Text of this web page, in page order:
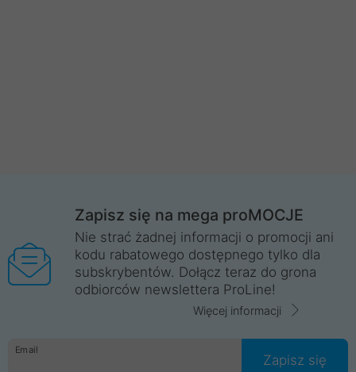
Zapisz się na mega proMOCJE
Nie strać żadnej informacji o promocji ani
kodu rabatowego dostępnego tylko dla
subskrybentów. Dołącz teraz do grona
odbiorców newslettera ProLine!
Więcej informacji
Email
Zapisz się